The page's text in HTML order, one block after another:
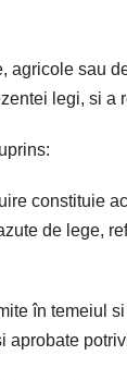
agricole sau
legi, si a
constituie
de lege,
în temeiul
aprobate